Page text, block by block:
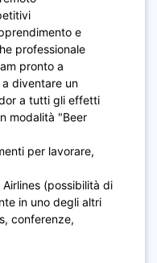
e
professionale
pronto a
diventare un
a tutti gli effetti
modalità "Beer
per lavorare,
(possibilità di
in uno degli altri
conferenze,